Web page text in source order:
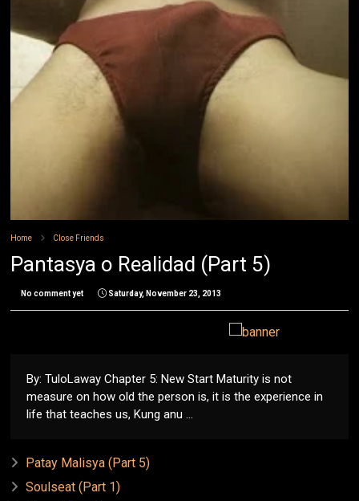
Home Close Friends
Pantasya o Realidad (Part 5)
No comment yet Saturday, November 23, 2013
By: TuloLaway Chapter 5: New Start Maturity is not
measure on how old the person is, it is the experience in
life that teaches us, Kung anu ...
Patay Malisya (Part 5)
Soulseat (Part 1)